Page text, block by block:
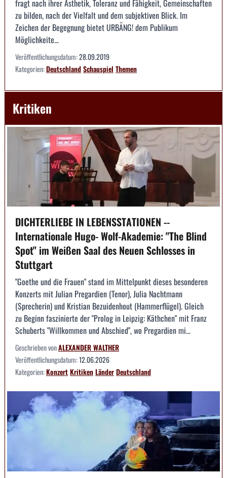
fragt nach ihrer Ästhetik, Toleranz und Fähigkeit, Gemeinschaften
zu bilden, nach der Vielfalt und dem subjektiven Blick. Im
Zeichen der Begegnung bietet URBÄNG! dem Publikum
Möglichkeite...
Veröffentlichungsdatum:28.09.2019
Kategorien:DeutschlandSchauspiel Themen
Kritiken
DICHTERLIEBE IN LEBENSSTATIONEN --
Internationale Hugo- Wolf-Akademie: "The Blind
Spot" im Weißen Saal des Neuen Schlosses in
Stuttgart
"Goethe und die Frauen" stand im Mittelpunkt dieses besonderen
Konzerts mit Julian Pregardien (Tenor), Julia Nachtmann
(Sprecherin) und Kristian Bezuidenhout (Hammerflügel). Gleich
zu Beginn faszinierte der "Prolog in Leipzig: Käthchen" mit Franz
Schuberts "Willkommen und Abschied", wo Pregardien mi...
Geschrieben vonALEXANDER WALTHER
Veröffentlichungsdatum:12.06.2026
Kategorien:KonzertKritikenLänderDeutschland